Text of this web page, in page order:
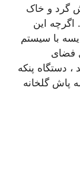
گرد و خاک
این
با سیستم
فضای
دستگاه پنکه
پاش گلخانه